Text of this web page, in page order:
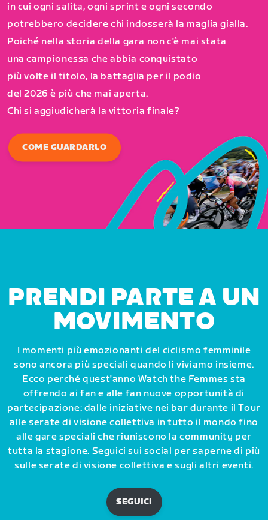
in cui ogni salita, ogni sprint e ogni secondo
potrebbero decidere chi indosserà la maglia gialla.
Poiché nella storia della gara non c'è mai stata
una campionessa che abbia conquistato
più volte il titolo, la battaglia per il podio
del 2026 è più che mai aperta.
Chi si aggiudicherà la vittoria finale?
COME GUARDARLO
PRENDI PARTE A UN
MOVIMENTO
I momenti più emozionanti del ciclismo femminile
sono ancora più speciali quando li viviamo insieme.
Ecco perché quest'anno Watch the Femmes sta
offrendo ai fan e alle fan nuove opportunità di
partecipazione: dalle iniziative nei bar durante il Tour
alle serate di visione collettiva in tutto il mondo fino
alle gare speciali che riuniscono la community per
tutta la stagione. Seguici sui social per saperne di più
sulle serate di visione collettiva e sugli altri eventi.
SEGUICI